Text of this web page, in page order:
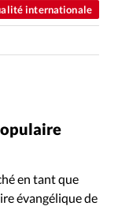
internationale
- Youtube - Youtube
en tant que
évangélique de